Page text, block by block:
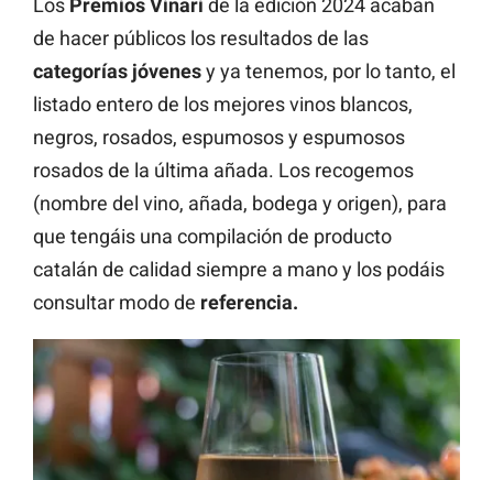
Los Premios Vinari de la edición 2024 acaban
de hacer públicos los resultados de las
categorías jóvenesy ya tenemos, por lo tanto, el
listado entero de los mejores vinos blancos,
negros, rosados, espumosos y espumosos
rosados de la última añada. Los recogemos
(nombre del vino, añada, bodega y origen), para
que tengáis una compilación de producto
catalán de calidad siempre a mano y los podáis
consultar modo de referencia.